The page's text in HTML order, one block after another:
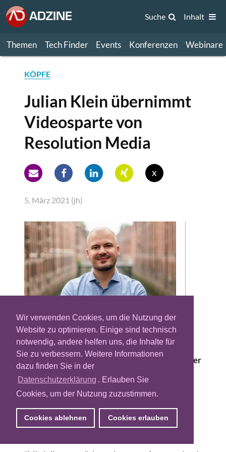
Wir verwenden Cookies, um die Nutzung der
Website zu optimieren. Einige sind technisch
notwendig, andere helfen uns, die Inhalte für
Sie zu verbessern. Weitere Informationen
dazu finden Sie in der
Datenschutzerklärung . Erlauben Sie
Cookies, um der Nutzung zuzustimmen.
Cookies ablehnen Cookies erlauben
Themen Tech Finder Events Konferenzen Webinare
Suche Inhalt
KÖPFE
Julian Klein übernimmt
Videosparte von
Resolution Media
x
5. März 2021 (jh)
Die zur Omnicom gehörende Performance-
Agentur Resolution Media verstärkt sein
Team. Julian Klein steigt als Managing Partner
Geschäftsfeld Total Video Performance
verantworten. In diesem Bereich sollen alle
performanceorientierten
Bewegtbildangebote der Gruppe gebündelt